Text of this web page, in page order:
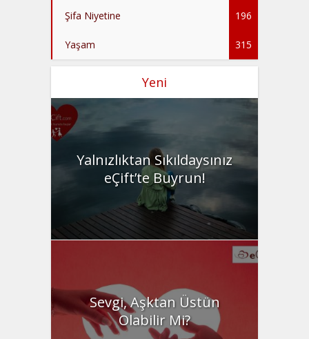
Şifa Niyetine 196
Yaşam 315
Yeni
Yalnızlıktan Sıkıldaysınız
eÇift’te Buyrun!
Sevgi, Aşktan Üstün
Olabilir Mi?